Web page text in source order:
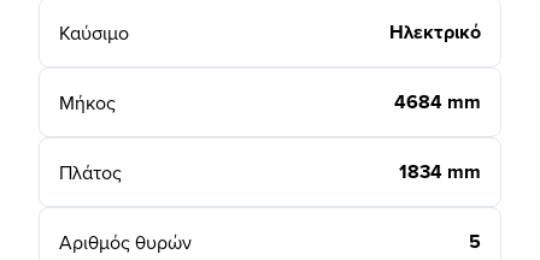
Καύσιμο Ηλεκτρικό
Μήκος 4684 mm
Πλάτος 1834 mm
Αριθμός θυρών 5